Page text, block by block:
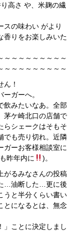
高さ や、米麹の繊
スの味わい がより
香りをお楽しみいた
～～～～～～～～～
～～～～～～～～～
！
ガーへ。
飲みたいなあ。全部
茅ケ崎北口の店舗で
らシェークはそもそ
でも売り切れ。近隣
ガーお客様相談室に
昨年内に
)。
がるみなさんの投稿
…油断した…更に後
うと半分くらい書い
とになるとは、無念
」ことに決定しまし